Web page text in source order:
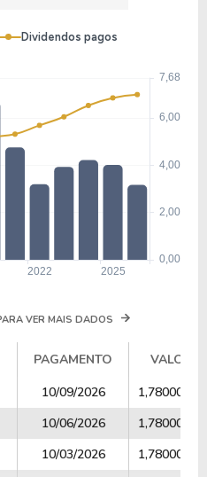
Dividendos pagos
VER MAIS DADOS
PAGAMENTO
VALOR
PAGAMENTO VALOR
10/09/2026
1,78000000
10/06/2026
1,78000000
10/03/2026
1,78000000